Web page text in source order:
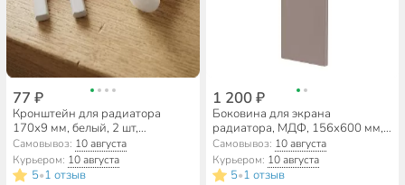
77 ₽
Кронштейн для радиатора
170х9 мм, белый, 2 шт,
ProFactor, PF RBP 569
Самовывоз: 10 августа
Курьером: 10 августа
5•1 отзыв
1 200 ₽
Боковина для экрана
радиатора, МДФ, 156х600 мм,
мокко, DE LUXE, Стильный Дом
Самовывоз: 10 августа
Курьером: 10 августа
5•1 отзыв